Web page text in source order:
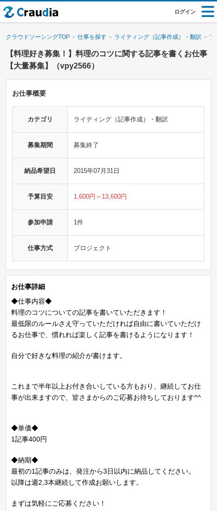
ログイン
クラウドソーシングTOP 仕事を探す ライティング（記事作成）・翻訳 ブ
【料理好き募集！】料理のコツに関する記事を書くお仕事
【大量募集】（vpy2566）
お仕事概要
カテゴリ ライティング（記事作成）・翻訳
募集期間 募集終了
納品希望日 2015年07月31日
予算目安 1,600円～13,600円
参加申請 1件
仕事方式 プロジェクト
お仕事詳細
◆仕事内容◆
料理のコツについての記事を書いていただきます！
最低限のルールさえ守っていただければ自由に書いていただけ
るお仕事で、慣れれば楽しく記事を書けるようになります！
自分で好きな料理の紹介が書けます。
これまで半年以上お付き合いしている方もおり、継続してお仕
事が出来ますので、皆さまからのご応募お待ちしております^^
◆単価◆
1記事400円
◆納期◆
最初の1記事のみは、発注から3日以内に納品してください。
以降は週2,3本継続して作成お願いします。
まずは気軽にご応募ください！